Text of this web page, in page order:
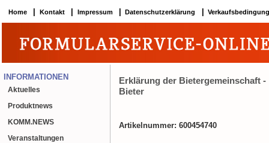
Home Kontakt Impressum Datenschutzerklärung
INFORMATIONEN
Aktuelles
Produktnews
KOMM.NEWS
Veranstaltungen
Erklärung der Bietergemeinschaft -
Bieter
Artikelnummer: 600454740